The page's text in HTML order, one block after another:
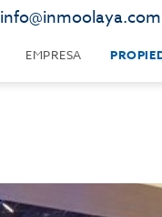
info@inmoolaya.com
EMPRESA